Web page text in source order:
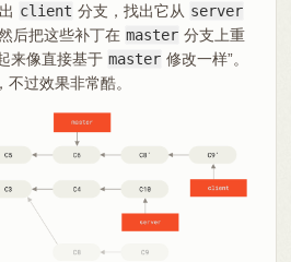
client 分支，找出它从 server
后把这些补丁在 master 分支上重
来像直接基于 master 修改一样”。
过效果非常酷。